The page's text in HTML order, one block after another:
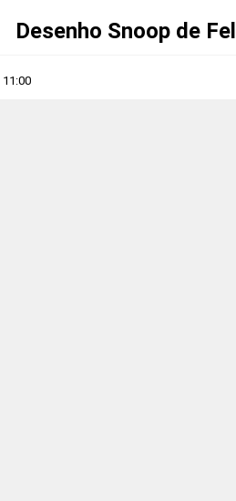
Desenho Snoop de
11:00